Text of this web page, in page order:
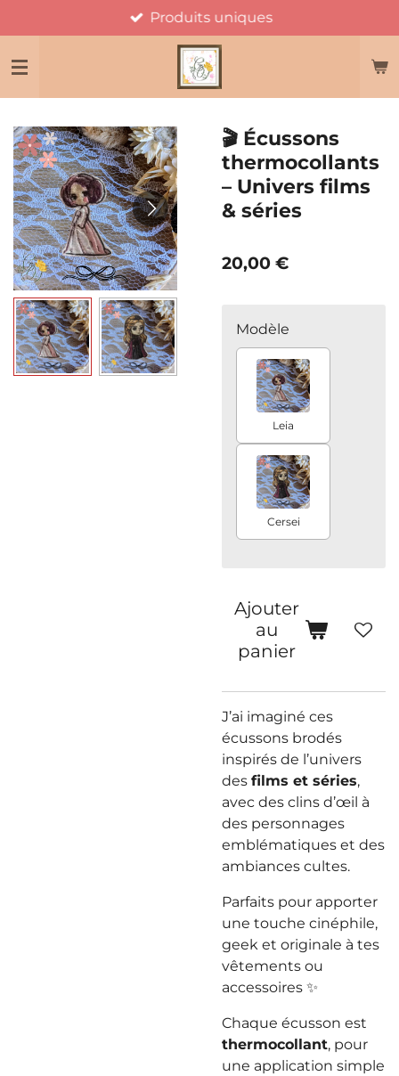
au
contenu
Produits uniques
🎬 Écussons
thermocollants
– Univers films
& séries
20,00 €
Modèle
Leia
Cersei
Ajouter
au
panier
J’ai imaginé ces
écussons brodés
inspirés de l’univers
des films et séries,
avec des clins d’œil à
des personnages
emblématiques et des
ambiances cultes.
Parfaits pour apporter
une touche cinéphile,
geek et originale à tes
vêtements ou
accessoires ✨
Chaque écusson est
thermocollant, pour
une application simple